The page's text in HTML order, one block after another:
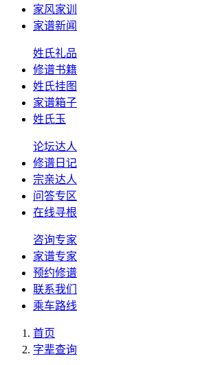
家风家训
家谱新闻
姓氏礼品
修谱书籍
姓氏挂图
家谱箱子
姓氏玉
论坛达人
修谱日记
宗亲达人
问答专区
在线寻根
咨询专家
家谱专家
预约修谱
联系我们
乘车路线
首页
字辈查询